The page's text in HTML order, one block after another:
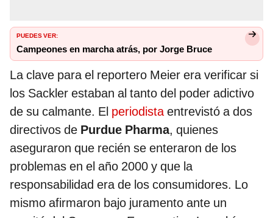
PUEDES VER:
Campeones en marcha atrás, por Jorge Bruce
La clave para el reportero Meier era verificar si
los Sackler estaban al tanto del poder adictivo
de su calmante. El periodistaentrevistó a dos
directivos de Purdue Pharma, quienes
aseguraron que recién se enteraron de los
problemas en el año 2000 y que la
responsabilidad era de los consumidores. Lo
mismo afirmaron bajo juramento ante un